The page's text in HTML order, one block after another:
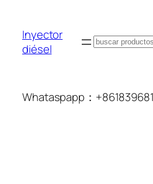
Inyector
diésel
搜
Whataspapp：